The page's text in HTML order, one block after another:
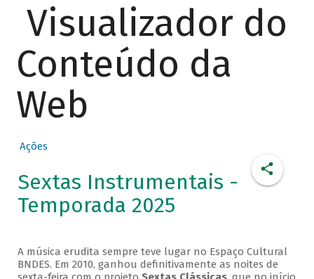
Visualizador do
Conteúdo da
Web
Ações
Sextas Instrumentais -
Temporada 2025
A música erudita sempre teve lugar no Espaço Cultural
BNDES. Em 2010, ganhou definitivamente as noites de